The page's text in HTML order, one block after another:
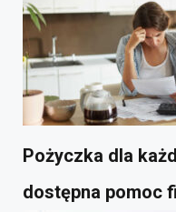
Pożyczka dla
dostępna pomoc